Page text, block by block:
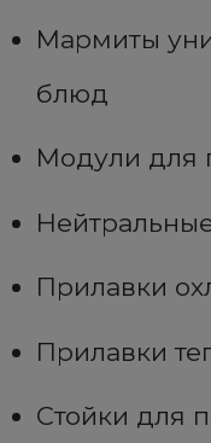
Мармиты
блюд
Модули для
Прилавки
Прилавки
Стойки для